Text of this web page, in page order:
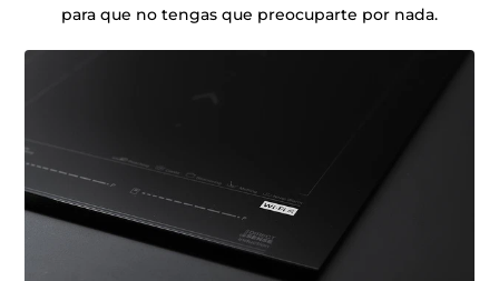
para que no tengas que preocuparte por nada.